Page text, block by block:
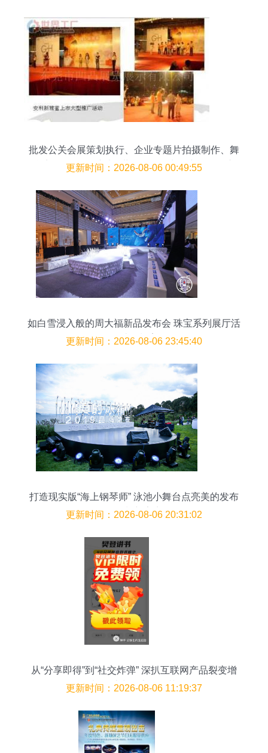
批发公关会展策划执行、企业专题片拍摄制作、舞
台音响_传媒、广电_世界工厂网中国产品信息库
更新时间：2026-08-06 00:49:55
如白雪浸入般的周大福新品发布会 珠宝系列展厅活
动设计策划案例
更新时间：2026-08-06 23:45:40
打造现实版“海上钢琴师” 泳池小舞台点亮美的发布
会策划新亮点
更新时间：2026-08-06 20:31:02
从“分享即得”到“社交炸弹” 深扒互联网产品裂变增
长设计中的魔鬼细节
更新时间：2026-08-06 11:19:37